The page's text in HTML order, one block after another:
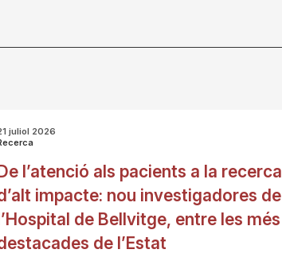
juliol 2026
l’atenció als pacients a la recerca
impacte: nou investigadores de
de Bellvitge, entre les més
de l’Estat